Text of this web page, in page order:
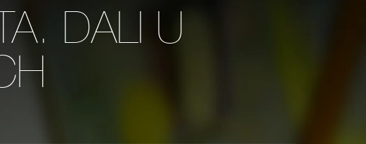
DALI U